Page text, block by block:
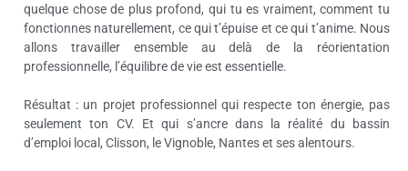
quelque chose de plus profond, qui tu es vraiment, comment tu
fonctionnes naturellement, ce qui t’épuise et ce qui t’anime. Nous
allons travailler ensemble au delà de la réorientation
professionnelle, l’équilibre de vie est essentielle.
Résultat : un projet professionnel qui respecte ton énergie, pas
seulement ton CV. Et qui s’ancre dans la réalité du bassin
d’emploi local, Clisson, le Vignoble, Nantes et ses alentours.